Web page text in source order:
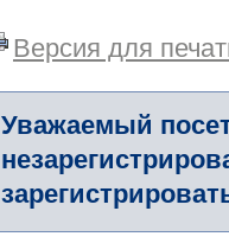
Версия для
Уважаемый